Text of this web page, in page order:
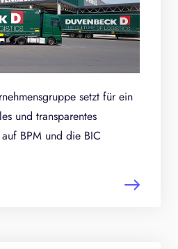
setzt für ein
und transparentes
BPM und die BIC